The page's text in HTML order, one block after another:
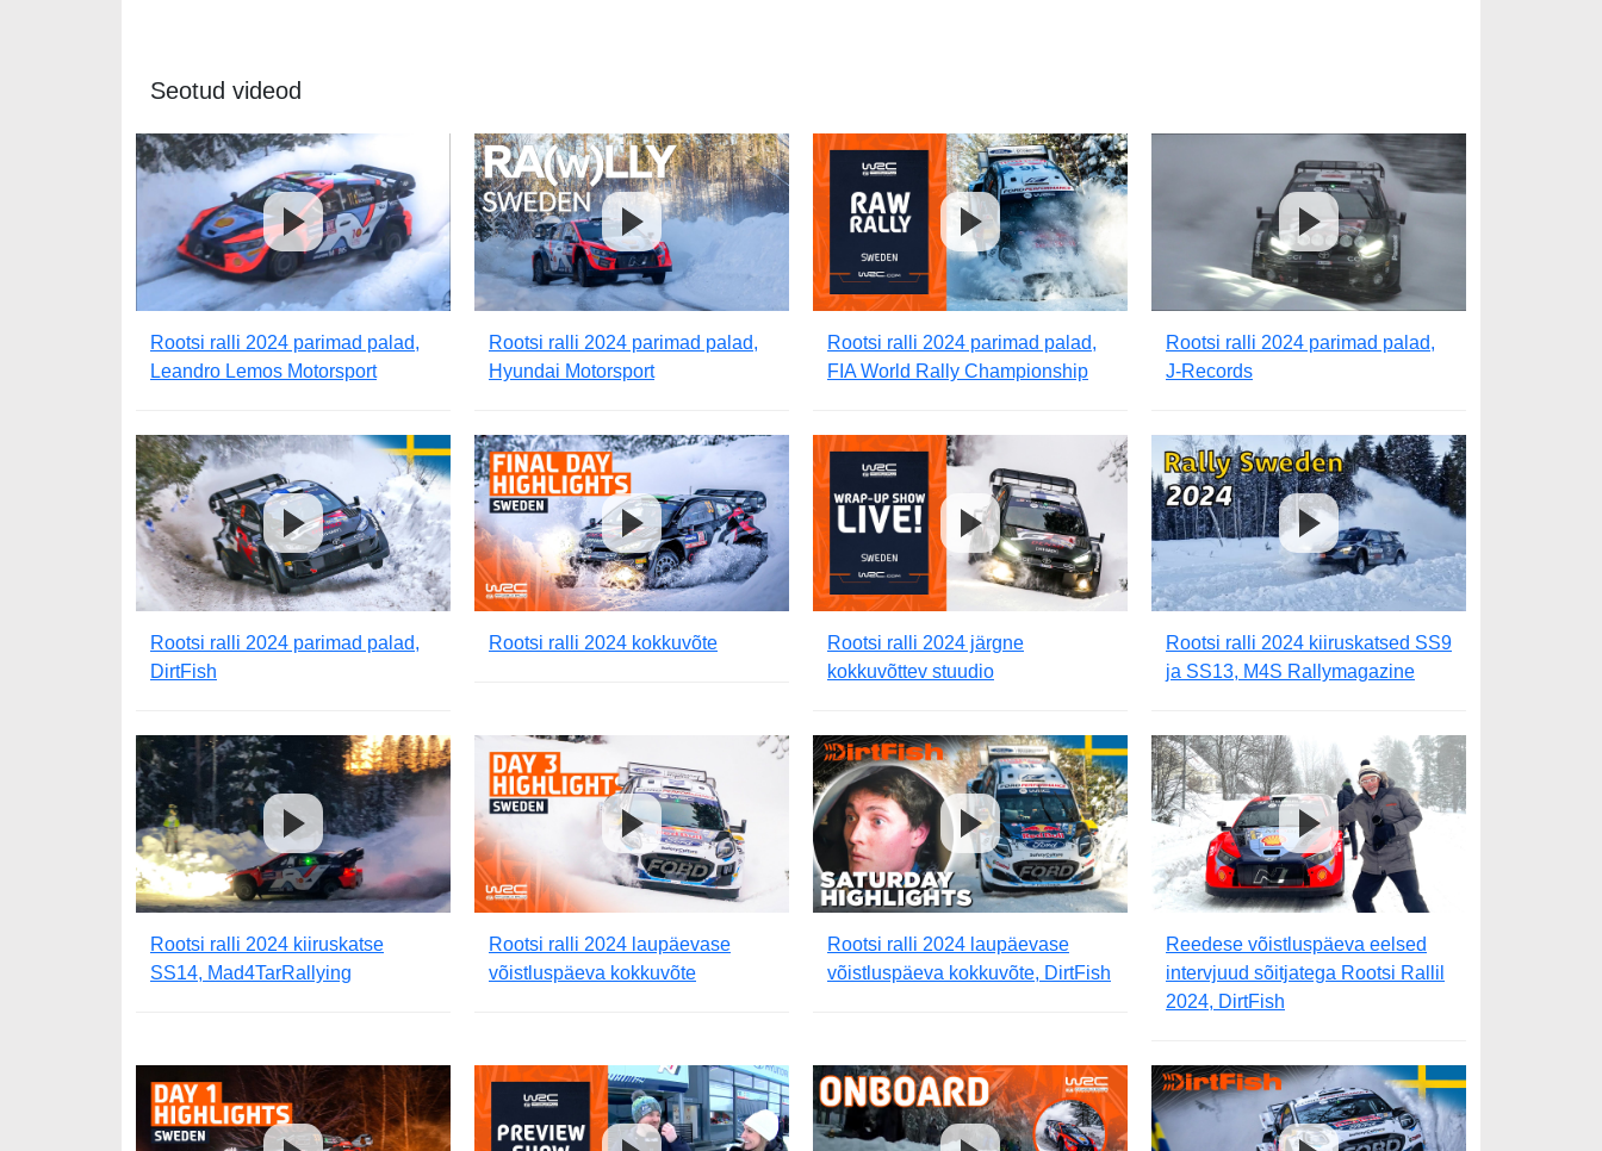
Seotud videod
Rootsi ralli 2024 parimad palad,
Leandro Lemos Motorsport
Rootsi ralli 2024 parimad palad,
Hyundai Motorsport
Rootsi ralli 2024 parimad palad,
FIA World Rally Championship
Rootsi ralli 2024 parimad palad,
J-Records
Rootsi ralli 2024 parimad palad,
DirtFish
Rootsi ralli 2024 kokkuvõte
Rootsi ralli 2024 järgne
kokkuvõttev stuudio
Rootsi ralli 2024 kiiruskatsed SS9
ja SS13, M4S Rallymagazine
Rootsi ralli 2024 kiiruskatse
SS14, Mad4TarRallying
Rootsi ralli 2024 laupäevase
võistluspäeva kokkuvõte
Rootsi ralli 2024 laupäevase
võistluspäeva kokkuvõte, DirtFish
Reedese võistluspäeva eelsed
intervjuud sõitjatega Rootsi Rallil
2024, DirtFish